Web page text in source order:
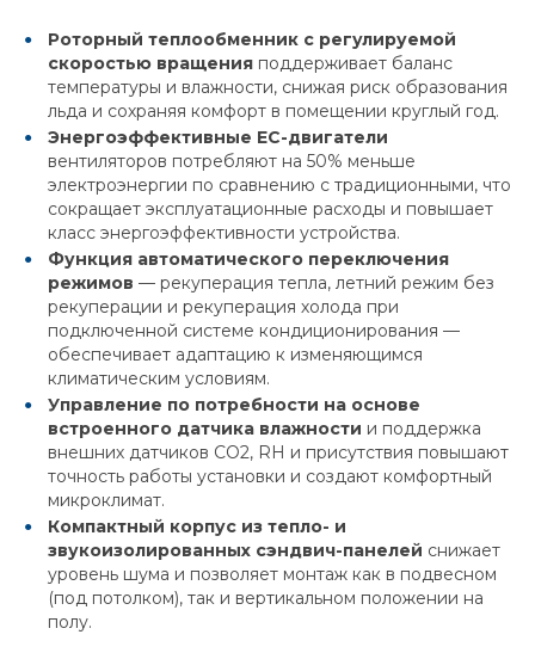
Роторный теплообменник с регулируемой
скоростью вращения поддерживает баланс
температуры и влажности, снижая риск образования
льда и сохраняя комфорт в помещении круглый год.
Энергоэффективные EC-двигатели
вентиляторов потребляют на 50% меньше
электроэнергии по сравнению с традиционными, что
сокращает эксплуатационные расходы и повышает
класс энергоэффективности устройства.
Функция автоматического переключения
режимов — рекуперация тепла, летний режим без
рекуперации и рекуперация холода при
подключенной системе кондиционирования —
обеспечивает адаптацию к изменяющимся
климатическим условиям.
Управление по потребности на основе
встроенного датчика влажности и поддержка
внешних датчиков CO2, RH и присутствия повышают
точность работы установки и создают комфортный
микроклимат.
Компактный корпус из тепло- и
звукоизолированных сэндвич-панелей снижает
уровень шума и позволяет монтаж как в подвесном
(под потолком), так и вертикальном положении на
полу.